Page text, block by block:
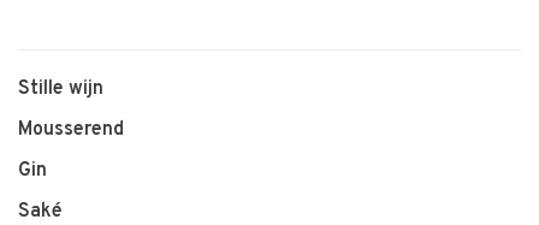
Stille wijn
Mousserend
Gin
Saké